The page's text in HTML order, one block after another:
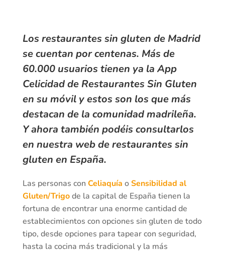
Los restaurantes sin gluten de Madrid
se cuentan por centenas. Más de
60.000 usuarios tienen ya la App
Celicidad de Restaurantes Sin Gluten
en su móvil y estos son los que más
destacan de la comunidad madrileña.
Y ahora también podéis consultarlos
en nuestra web derestaurantes sin
gluten en España.
Las personas con Celiaquía oSensibilidad al
Gluten/Trigode la capital de España tienen la
fortuna de encontrar una enorme cantidad de
establecimientos con opciones sin gluten de todo
tipo, desde opciones para tapear con seguridad,
hasta la cocina más tradicional y la más